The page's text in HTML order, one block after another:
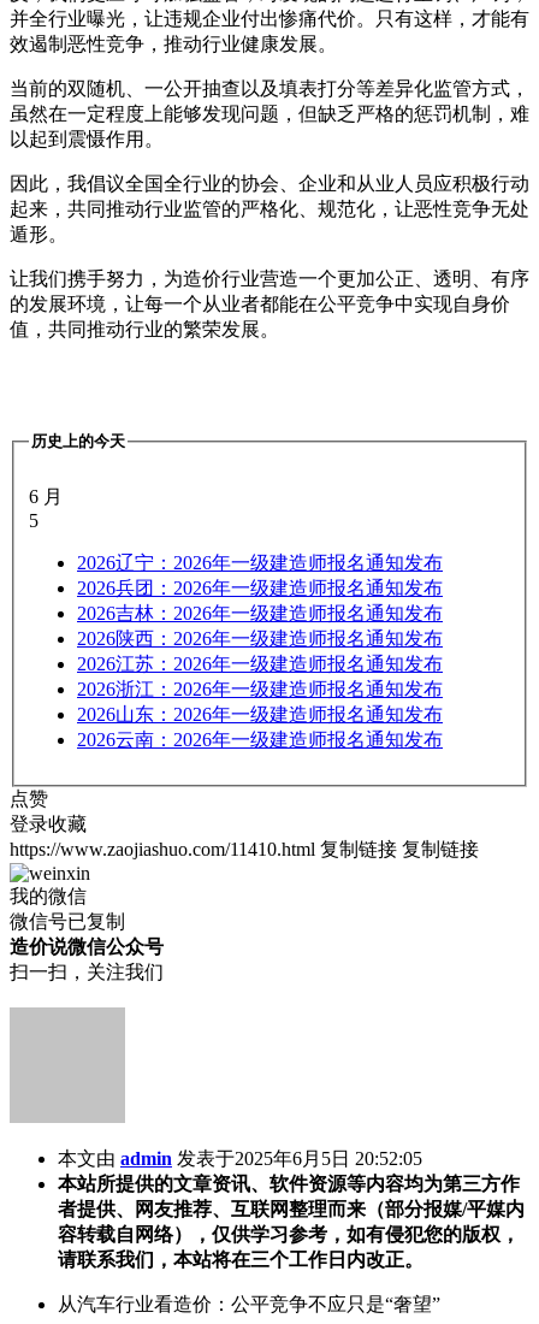
并全行业曝光，让违规企业付出惨痛代价。只有这样，才能有
效遏制恶性竞争，推动行业健康发展。
当前的双随机、一公开抽查以及填表打分等差异化监管方式，
虽然在一定程度上能够发现问题，但缺乏严格的惩罚机制，难
以起到震慑作用。
因此，我倡议全国全行业的协会、企业和从业人员应积极行动
起来，共同推动行业监管的严格化、规范化，让恶性竞争无处
遁形。
让我们携手努力，为造价行业营造一个更加公正、透明、有序
的发展环境，让每一个从业者都能在公平竞争中实现自身价
值，共同推动行业的繁荣发展。
历史上的今天
6 月
5
2026辽宁：2026年一级建造师报名通知发布
2026兵团：2026年一级建造师报名通知发布
2026吉林：2026年一级建造师报名通知发布
2026陕西：2026年一级建造师报名通知发布
2026江苏：2026年一级建造师报名通知发布
2026浙江：2026年一级建造师报名通知发布
2026山东：2026年一级建造师报名通知发布
2026云南：2026年一级建造师报名通知发布
点赞
登录收藏
https://www.zaojiashuo.com/11410.html 复制链接 复制链接
我的微信
微信号已复制
造价说微信公众号
扫一扫，关注我们
本文由 admin 发表于2025年6月5日 20:52:05
本站所提供的文章资讯、软件资源等内容均为第三方作
者提供、网友推荐、互联网整理而来（部分报媒/平媒内
容转载自网络），仅供学习参考，如有侵犯您的版权，
请联系我们，本站将在三个工作日内改正。
从汽车行业看造价：公平竞争不应只是“奢望”